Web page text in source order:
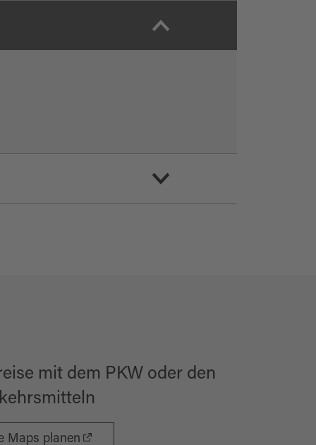
mit dem PKW oder den
Maps planen